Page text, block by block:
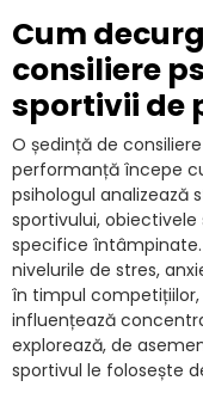
Cum
consiliere
sportivii de
O ședință de
performanță începe
psihologul analizează
sportivului,
specifice
nivelurile de stres,
în timpul
influențează
explorează, de
sportivul le folosește